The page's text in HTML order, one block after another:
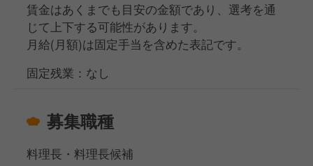
賃金はあくまでも目安の金額であり、選考を通
じて上下する可能性があります。
月給(月額)は固定手当を含めた表記です。
固定残業：なし
募集職種
料理長・料理長候補